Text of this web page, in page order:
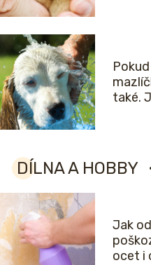
také.
DÍLNA A HOBBY
Jak
ocet i